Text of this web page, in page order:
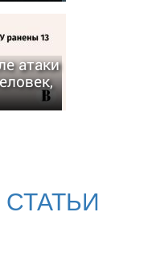
атаки